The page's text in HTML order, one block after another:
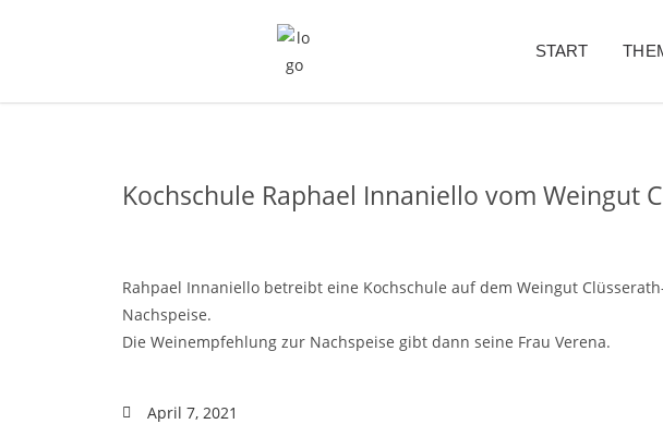
START
Kochschule Raphael Innaniello vom Weingut
Rahpael Innaniello betreibt eine Kochschule auf dem Weingut
Nachspeise.
Die Weinempfehlung zur Nachspeise gibt dann seine Frau Verena.
April 7, 2021